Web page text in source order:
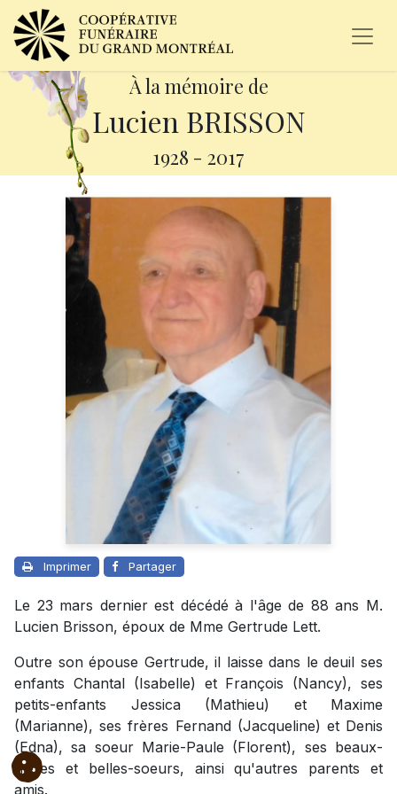
À la mémoire de
Lucien BRISSON
1928 - 2017
Imprimer Partager
Le 23 mars dernier est décédé à l'âge de 88 ans M.
Lucien Brisson, époux de Mme Gertrude Lett.
Outre son épouse Gertrude, il laisse dans le deuil ses
enfants Chantal (Isabelle) et François (Nancy), ses
petits-enfants Jessica (Mathieu) et Maxime
(Marianne), ses frères Fernand (Jacqueline) et Denis
(Edna), sa soeur Marie-Paule (Florent), ses beaux-
frères et belles-soeurs, ainsi qu'autres parents et
amis.